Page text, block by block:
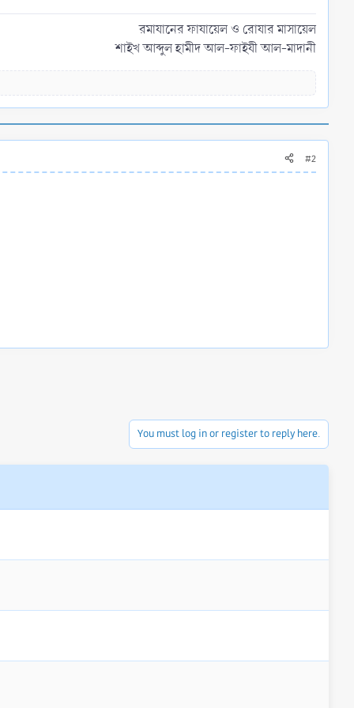
রমাযানের ফাযায়েল ও রোযার মাসায়েল
শাইখ আব্দুল হামীদ আল-ফাইযী আল-মাদানী​
#2
You must log in or register to reply here.